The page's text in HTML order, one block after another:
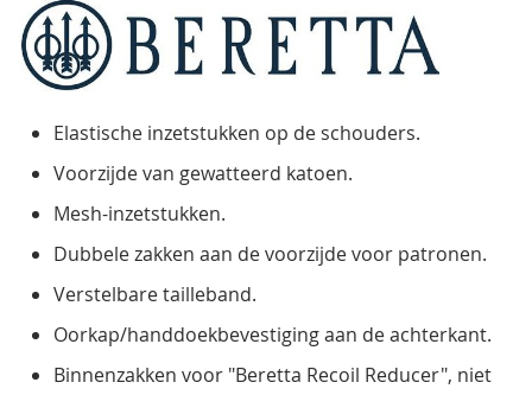
Elastische inzetstukken op de schouders.
Voorzijde van gewatteerd katoen.
Mesh-inzetstukken.
Dubbele zakken aan de voorzijde voor patronen.
Verstelbare tailleband.
Oorkap/handdoekbevestiging aan de achterkant.
Binnenzakken voor "Beretta Recoil Reducer", niet